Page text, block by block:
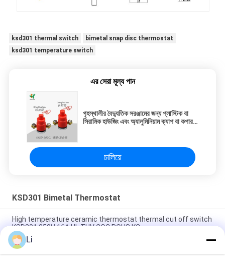
ksd301 thermal switch
bimetal snap disc thermostat
ksd301 temperature switch
এর সেরা মূল্য পান
গৃহস্থালীর বৈদ্যুতিক সরঞ্জামের জন্য প্লাস্টিক বা
সিরামিক হাউজিং এবং অ্যালুমিনিয়াম ক্যাপ বা কপার
চালিয়ে
KSD301 Bimetal Thermostat
High temperature ceramic thermostat thermal cut off switch
KSD301 250V 16A UL TUV CQC ROHS KC
Bimetal Disc Snap Action Thermostats, low temperature
limited control switch H31 250V 10 13C
Li